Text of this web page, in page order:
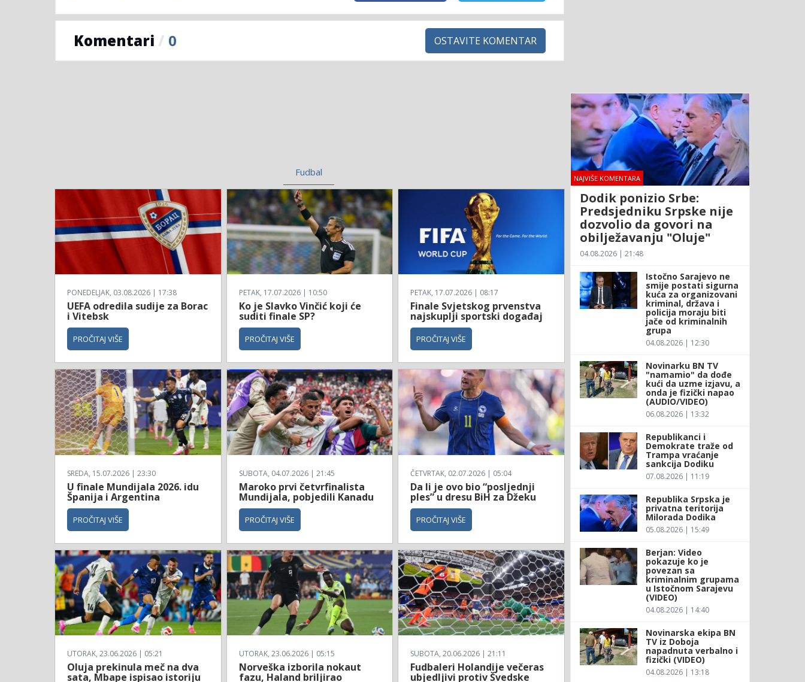
Komentari / 0 OSTAVITE KOMENTAR
Fudbal
PONEDELJAK, 03.08.2026 | 17:38
UEFA odredila sudije za Borac
i Vitebsk
PROČITAJ VIŠE
PETAK, 17.07.2026 | 10:50
Ko je Slavko Vinčić koji će
suditi finale SP?
PROČITAJ VIŠE
PETAK, 17.07.2026 | 08:17
Finale Svjetskog prvenstva
najskuplji sportski događaj
PROČITAJ VIŠE
SREDA, 15.07.2026 | 23:30
U finale Mundijala 2026. idu
Španija i Argentina
PROČITAJ VIŠE
SUBOTA, 04.07.2026 | 21:45
Maroko prvi četvrfinalista
Mundijala, pobjedili Kanadu
PROČITAJ VIŠE
ČETVRTAK, 02.07.2026 | 05:04
Da li je ovo bio “posljednji
ples” u dresu BiH za Džeku
PROČITAJ VIŠE
UTORAK, 23.06.2026 | 05:21
Oluja prekinula meč na dva
sata, Mbape ispisao istoriju
UTORAK, 23.06.2026 | 05:15
Norveška izborila nokaut
fazu, Haland briljirao
SUBOTA, 20.06.2026 | 21:11
Fudbaleri Holandije večeras
ubjedljivi protiv Švedske
NAJVIŠE KOMENTARA
Dodik ponizio Srbe:
Predsjedniku Srpske nije
dozvolio da govori na
obilježavanju "Oluje"
04.08.2026 | 21:48
Istočno Sarajevo ne
smije postati sigurna
kuća za organizovani
kriminal, država i
policija moraju biti
jače od kriminalnih
grupa
04.08.2026 | 12:30
Novinarku BN TV
"namamio" da dođe
kući da uzme izjavu, a
onda je fizički napao
(AUDIO/VIDEO)
06.08.2026 | 13:32
Republikanci i
Demokrate traže od
Trampa vraćanje
sankcija Dodiku
07.08.2026 | 11:19
Republika Srpska je
privatna teritorija
Milorada Dodika
05.08.2026 | 15:49
Berjan: Video
pokazuje ko je
povezan sa
kriminalnim grupama
u Istočnom Sarajevu
(VIDEO)
04.08.2026 | 14:40
Novinarska ekipa BN
TV iz Doboja
napadnuta verbalno i
fizički (VIDEO)
04.08.2026 | 13:18